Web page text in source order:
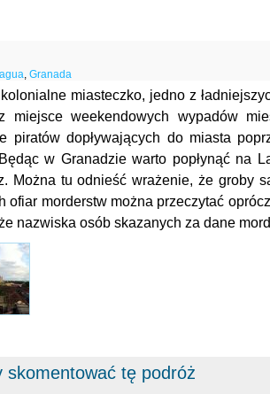
, Granada
miasteczko, jedno z
miejsce weekendowych wypadów
piratów dopływających do miasta
w Granadzie warto popłynąć na
Można tu odnieść wrażenie, że groby
ofiar morderstw można przeczytać
nazwiska osób skazanych za dane
skomentować tę podróż